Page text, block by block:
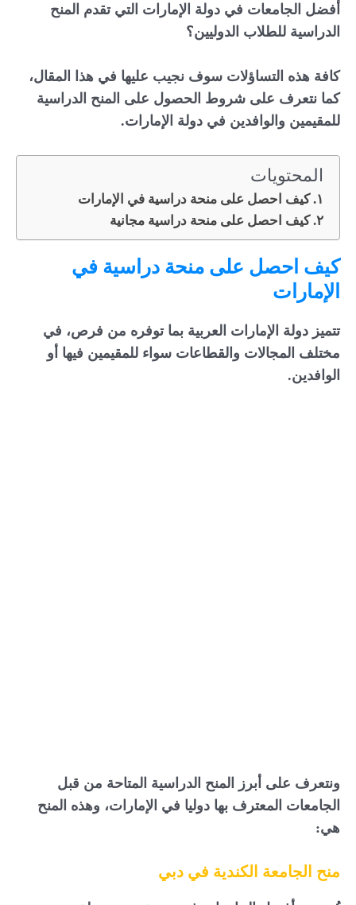
أفضل الجامعات في دولة الإمارات التي تقدم المنح
الدراسية للطلاب الدوليين؟
كافة هذه التساؤلات سوف نجيب عليها في هذا المقال،
كما نتعرف على شروط الحصول على المنح الدراسية
للمقيمين والوافدين في دولة الإمارات.
المحتويات
كيف احصل على منحة دراسية في الإمارات
كيف احصل على منحة دراسية مجانية
كيف احصل على منحة دراسية في
الإمارات
تتميز دولة الإمارات العربية بما توفره من فرص، في
مختلف المجالات والقطاعات سواء للمقيمين فيها أو
الوافدين.
ونتعرف على أبرز المنح الدراسية المتاحة من قبل
الجامعات المعترف بها دوليا في الإمارات، وهذه المنح
هي:
منح الجامعة الكندية في دبي